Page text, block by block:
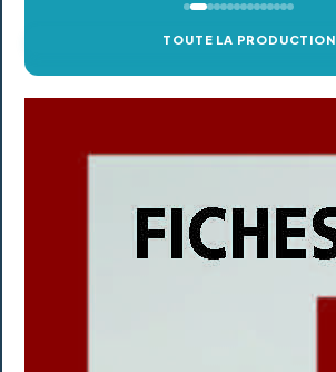
TOUTE LA PRODUCTION